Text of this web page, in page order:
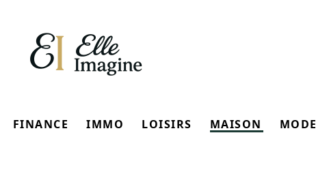
FINANCE IMMO LOISIRS MAISON MODE